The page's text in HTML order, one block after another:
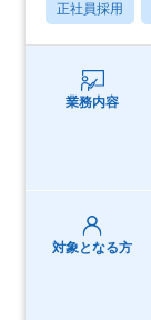
正社員採用
業務内容
対象となる方